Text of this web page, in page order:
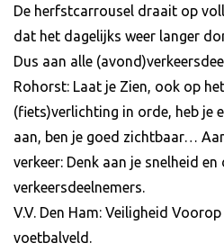
De herfstcarrousel draait op
dat het dagelijks weer langer
Dus aan alle
Rohorst: Laat je Zien, ook op
(fiets)verlichting in orde, heb je
aan, ben je goed zichtbaar…
verkeer: Denk aan je snelheid en
verkeersdeelnemers.
V.V. Den Ham: Veiligheid
voetbalveld.